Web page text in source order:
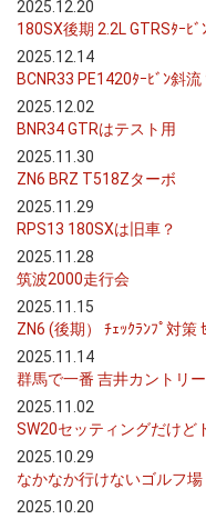
2025.12.20
180SX後期 2.2L GTRSﾀｰﾋﾞ
2025.12.14
BCNR33 PE1420ﾀｰﾋﾞﾝ斜流
2025.12.02
BNR34 GTRはテスト用
2025.11.30
ZN6 BRZ T518Zターボ
2025.11.29
RPS13 180SXは旧車？
2025.11.28
筑波2000走行会
2025.11.15
ZN6 (後期） ﾁｪｯｸﾗﾝﾌﾟ対策
2025.11.14
群馬で一番 吉井カントリ
2025.11.02
SW20セッティングだけど
2025.10.29
なかなか行けないゴルフ場
2025.10.20